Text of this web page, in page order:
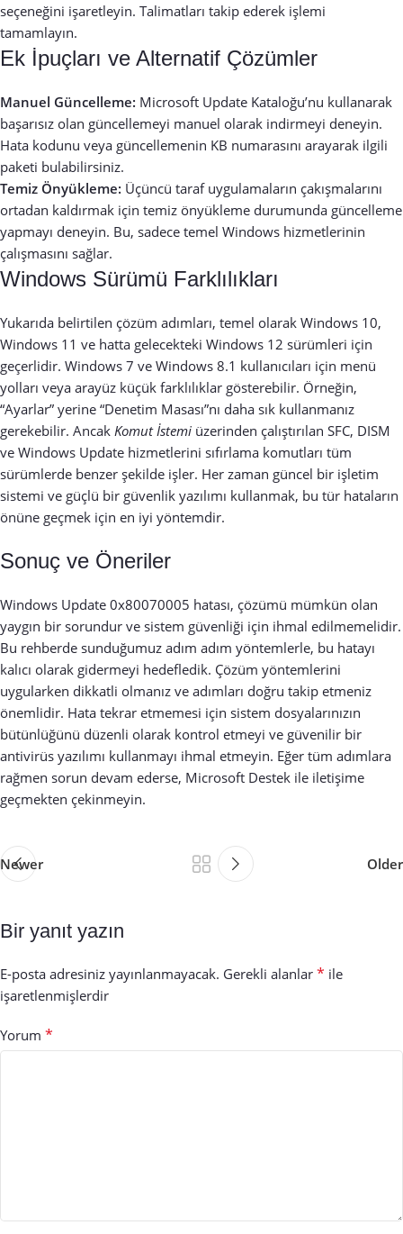
seçeneğini işaretleyin. Talimatları takip ederek işlemi
tamamlayın.
Ek İpuçları ve Alternatif Çözümler
Manuel Güncelleme: Microsoft Update Kataloğu’nu kullanarak
başarısız olan güncellemeyi manuel olarak indirmeyi deneyin.
Hata kodunu veya güncellemenin KB numarasını arayarak ilgili
paketi bulabilirsiniz.
Temiz Önyükleme: Üçüncü taraf uygulamaların çakışmalarını
ortadan kaldırmak için temiz önyükleme durumunda güncelleme
yapmayı deneyin. Bu, sadece temel Windows hizmetlerinin
çalışmasını sağlar.
Windows Sürümü Farklılıkları
Yukarıda belirtilen çözüm adımları, temel olarak Windows 10,
Windows 11 ve hatta gelecekteki Windows 12 sürümleri için
geçerlidir. Windows 7 ve Windows 8.1 kullanıcıları için menü
yolları veya arayüz küçük farklılıklar gösterebilir. Örneğin,
“Ayarlar” yerine “Denetim Masası”nı daha sık kullanmanız
gerekebilir. Ancak Komut İstemi üzerinden çalıştırılan SFC, DISM
ve Windows Update hizmetlerini sıfırlama komutları tüm
sürümlerde benzer şekilde işler. Her zaman güncel bir işletim
sistemi ve güçlü bir güvenlik yazılımı kullanmak, bu tür hataların
önüne geçmek için en iyi yöntemdir.
Sonuç ve Öneriler
Windows Update 0x80070005 hatası, çözümü mümkün olan
yaygın bir sorundur ve sistem güvenliği için ihmal edilmemelidir.
Bu rehberde sunduğumuz adım adım yöntemlerle, bu hatayı
kalıcı olarak gidermeyi hedefledik. Çözüm yöntemlerini
uygularken dikkatli olmanız ve adımları doğru takip etmeniz
önemlidir. Hata tekrar etmemesi için sistem dosyalarınızın
bütünlüğünü düzenli olarak kontrol etmeyi ve güvenilir bir
antivirüs yazılımı kullanmayı ihmal etmeyin. Eğer tüm adımlara
rağmen sorun devam ederse, Microsoft Destek ile iletişime
geçmekten çekinmeyin.
Newer Older
Bir yanıt yazın
E-posta adresiniz yayınlanmayacak. Gerekli alanlar * ile
işaretlenmişlerdir
Yorum *